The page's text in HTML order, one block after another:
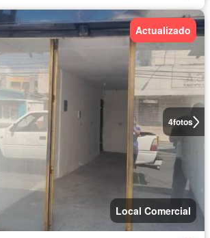
4fotos
Actualizado
Local Comercial